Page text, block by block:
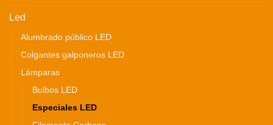
Led
Alumbrado público LED
Colgantes galponeros LED
Lámparas
Bulbos LED
Especiales LED